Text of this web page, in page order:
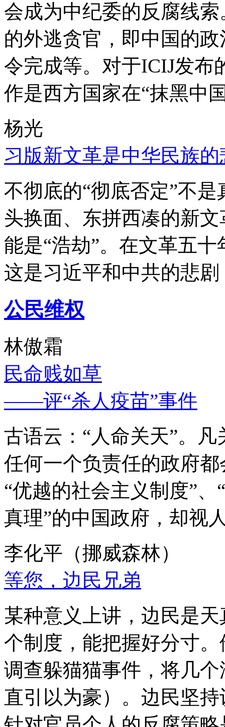
会成为中纪委的反腐线
的外逃贪官，即中国的
令完成等。对于ICIJ发布
作是西方国家在“抹黑中
杨光
习版新文革是中华民族的
不彻底的“彻底否定”不
头换面、东拼西凑的新
能是“浩劫”。在文革五
这是习近平和中共的悲
公民维权
林傲霜
民命贱如草
——评“杀人疫苗”事件
古语云：“人命关天”。
任何一个负责任的政府
“优越的社会主义制度”
真理”的中国政府，却视
李化平（挪威森林）
等您，边民兄弟
某种意义上讲，边民是
个制度，能把握好分寸
调查躲猫猫事件，将几
直引以为豪）。边民坚